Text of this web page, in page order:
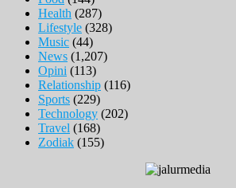
Health (287)
Lifestyle (328)
Music (44)
News (1,207)
Opini (113)
Relationship (116)
Sports (229)
Technology (202)
Travel (168)
Zodiak (155)